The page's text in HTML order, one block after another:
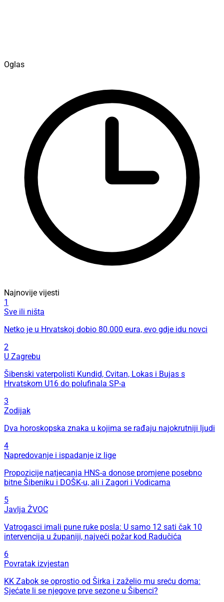
Oglas
Najnovije vijesti
1
Sve ili ništa
Netko je u Hrvatskoj dobio 80.000 eura, evo gdje idu novci
2
U Zagrebu
Šibenski vaterpolisti Kundid, Cvitan, Lokas i Bujas s
Hrvatskom U16 do polufinala SP-a
3
Zodijak
Dva horoskopska znaka u kojima se rađaju najokrutniji ljudi
4
Napredovanje i ispadanje iz lige
Propozicije natjecanja HNS-a donose promjene posebno
bitne Šibeniku i DOŠK-u, ali i Zagori i Vodicama
5
Javlja ŽVOC
Vatrogasci imali pune ruke posla: U samo 12 sati čak 10
intervencija u županiji, najveći požar kod Radučića
6
Povratak izvjestan
KK Zabok se oprostio od Širka i zaželio mu sreću doma:
Sjećate li se njegove prve sezone u Šibenci?